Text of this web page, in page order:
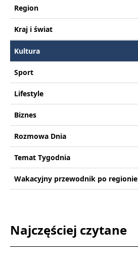
Region
Kraj i świat
Kultura
Sport
Lifestyle
Biznes
Rozmowa Dnia
Temat Tygodnia
Wakacyjny przewodnik po regionie
Najczęściej czytane